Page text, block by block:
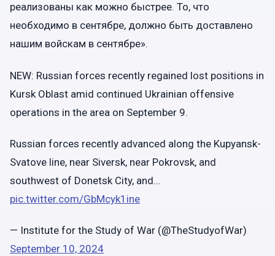
реализованы как можно быстрее. То, что
необходимо в сентябре, должно быть доставлено
нашим войскам в сентябре».
NEW: Russian forces recently regained lost positions in
Kursk Oblast amid continued Ukrainian offensive
operations in the area on September 9.
Russian forces recently advanced along the Kupyansk-
Svatove line, near Siversk, near Pokrovsk, and
southwest of Donetsk City, and…
pic.twitter.com/GbMcyk1ine
— Institute for the Study of War (@TheStudyofWar)
September 10, 2024